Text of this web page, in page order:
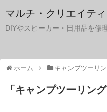
マルチ・クリエイテ
DIYやスピーカー・日用品を修
ホーム キャンプツーリ
「 キャンプツーリング